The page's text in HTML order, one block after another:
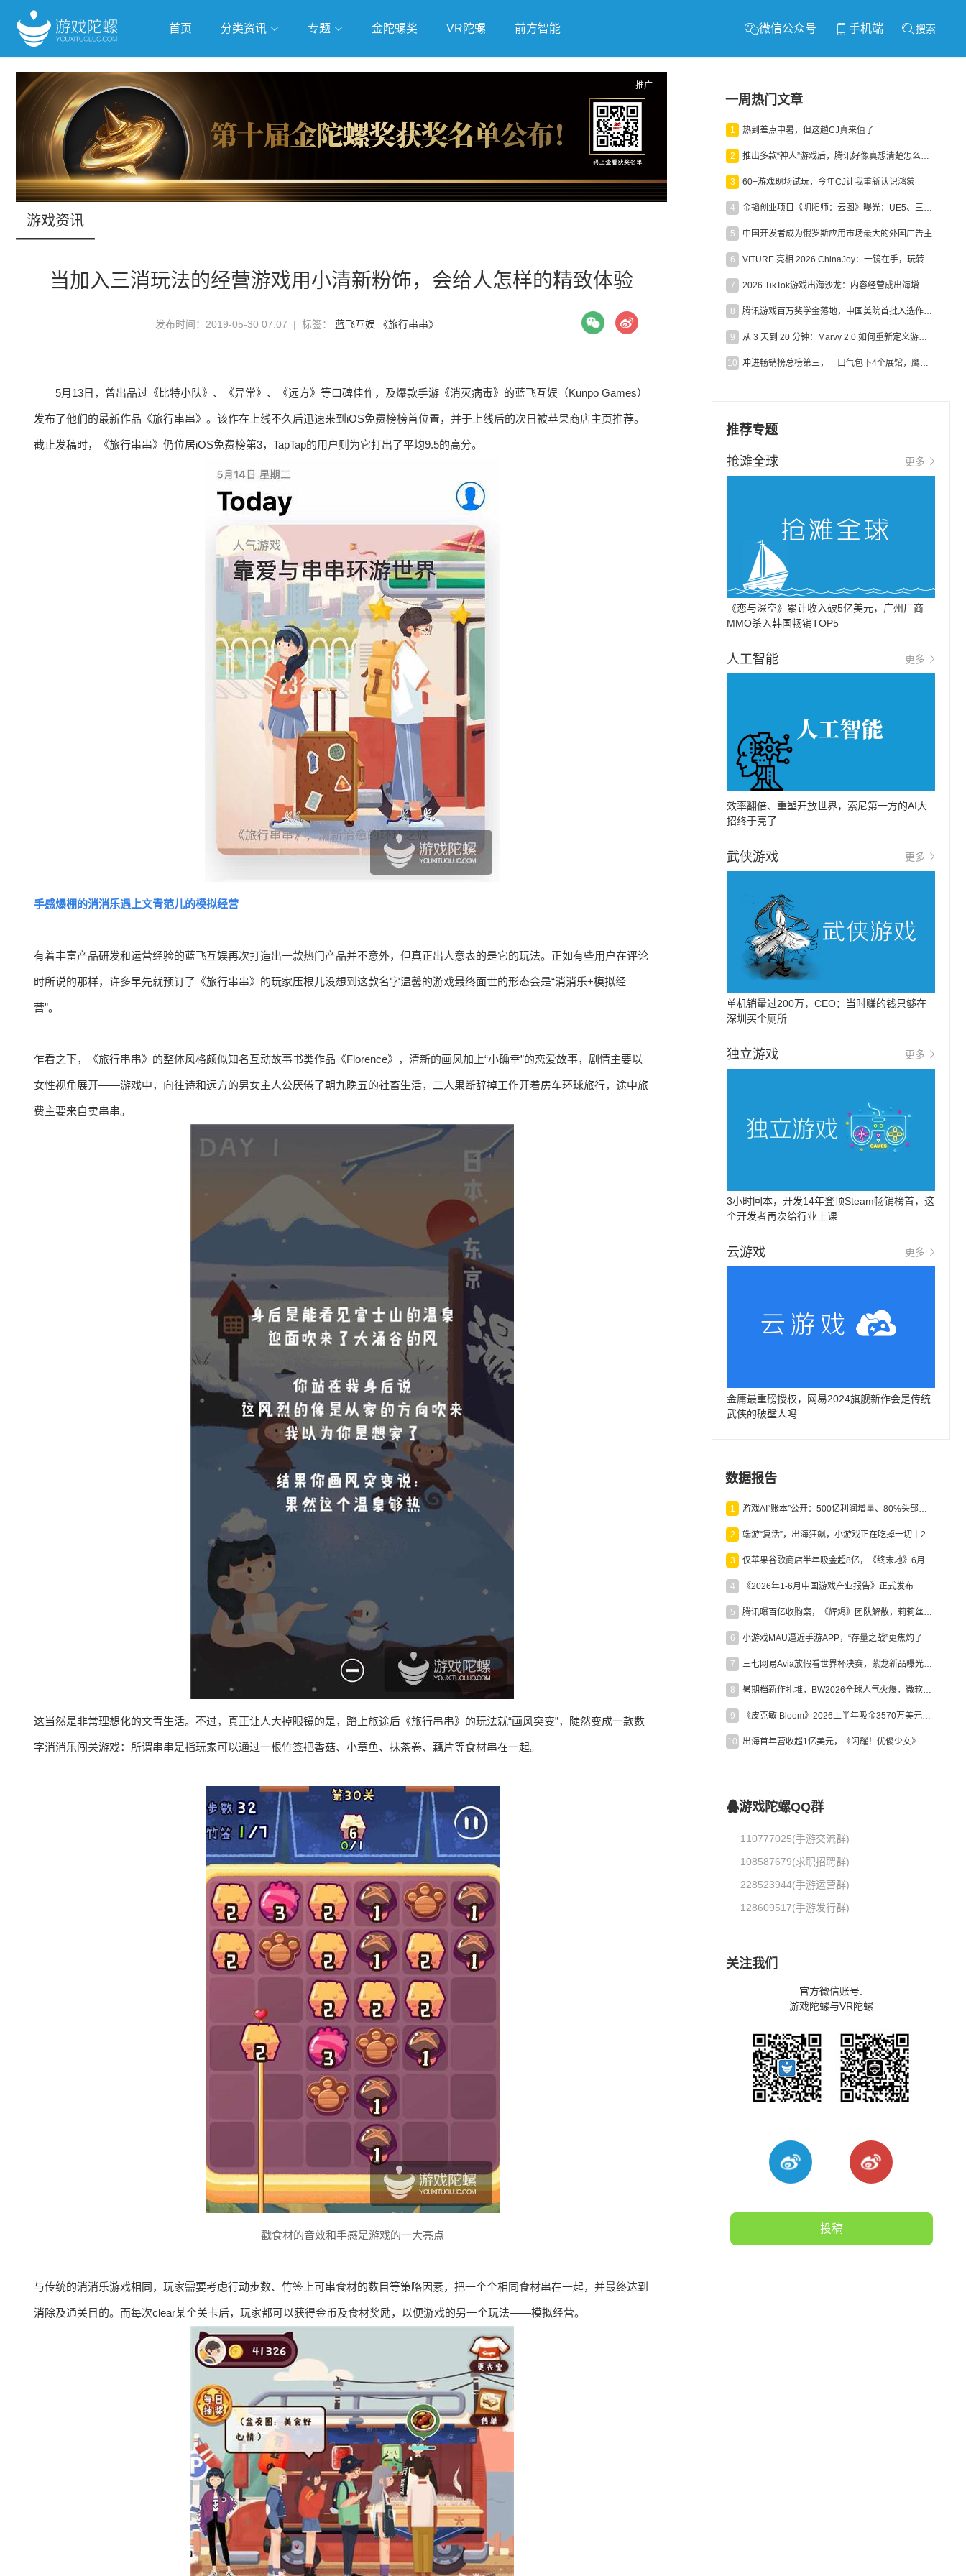
首页 分类资讯 专题
抢滩全球 人工智能 武侠游戏 独立游戏 云游戏
跨界Talk
金陀螺奖 VR陀螺 前方智能 微信公众号 手机端 搜索
推广
游戏资讯
当加入三消玩法的经营游戏用小清新粉饰，会给人怎样的精致体验
发布时间：2019-05-30 07:07 | 标签： 蓝飞互娱 《旅行串串》
5月13日，曾出品过《比特小队》、《异常》、《远方》等口碑佳作，及爆款手游《消灭病毒》的蓝飞互娱（Kunpo Games）
发布了他们的最新作品《旅行串串》。该作在上线不久后迅速来到iOS免费榜榜首位置，并于上线后的次日被苹果商店主页推荐。
截止发稿时，《旅行串串》仍位居iOS免费榜第3，TapTap的用户则为它打出了平均9.5的高分。
手感爆棚的消消乐遇上文青范儿的模拟经营
有着丰富产品研发和运营经验的蓝飞互娱再次打造出一款热门产品并不意外，但真正出人意表的是它的玩法。正如有些用户在评论
时所说的那样，许多早先就预订了《旅行串串》的玩家压根儿没想到这款名字温馨的游戏最终面世的形态会是“消消乐+模拟经
营”。
乍看之下，《旅行串串》的整体风格颇似知名互动故事书类作品《Florence》，清新的画风加上“小确幸”的恋爱故事，剧情主要以
女性视角展开——游戏中，向往诗和远方的男女主人公厌倦了朝九晚五的社畜生活，二人果断辞掉工作开着房车环球旅行，途中旅
费主要来自卖串串。
这当然是非常理想化的文青生活。不过，真正让人大掉眼镜的是，踏上旅途后《旅行串串》的玩法就“画风突变”，陡然变成一款数
字消消乐闯关游戏：所谓串串是指玩家可以通过一根竹签把香菇、小章鱼、抹茶卷、藕片等食材串在一起。
戳食材的音效和手感是游戏的一大亮点
与传统的消消乐游戏相同，玩家需要考虑行动步数、竹签上可串食材的数目等策略因素，把一个个相同食材串在一起，并最终达到
消除及通关目的。而每次clear某个关卡后，玩家都可以获得金币及食材奖励，以便游戏的另一个玩法——模拟经营。
一周热门文章
1 热到差点中暑，但这趟CJ真来值了
2 推出多款“神人”游戏后，腾讯好像真想清楚怎么做二次元了
3 60+游戏现场试玩，今年CJ让我重新认识鸿蒙
4 金韬创业项目《阴阳师：云图》曝光：UE5、三端互通、ARPG
5 中国开发者成为俄罗斯应用市场最大的外国广告主
6 VITURE 亮相 2026 ChinaJoy：一镜在手，玩转全场！
7 2026 TikTok游戏出海沙龙：内容经营成出海增长新引擎
8 腾讯游戏百万奖学金落地，中国美院首批入选作品获业内关注
9 从 3 天到 20 分钟：Marvy 2.0 如何重新定义游戏出海营销效率？
10 冲进畅销榜总榜第三，一口气包下4个展馆，鹰角把嘉年华做爆了
推荐专题
抢滩全球 更多
《恋与深空》累计收入破5亿美元，广州厂商
MMO杀入韩国畅销TOP5
人工智能 更多
效率翻倍、重塑开放世界，索尼第一方的AI大
招终于亮了
武侠游戏 更多
单机销量过200万，CEO：当时赚的钱只够在
深圳买个厕所
独立游戏 更多
3小时回本，开发14年登顶Steam畅销榜首，这
个开发者再次给行业上课
云游戏 更多
金庸最重磅授权，网易2024旗舰新作会是传统
武侠的破壁人吗
数据报告
1 游戏AI“账本”公开：500亿利润增量、80%头部入局，谁在闷声发财？
2 端游“复活”，出海狂飙，小游戏正在吃掉一切｜2026上半年产业报告
3 仅苹果谷歌商店半年吸金超8亿，《终末地》6月份收入显著回暖
4 《2026年1-6月中国游戏产业报告》正式发布
5 腾讯曝百亿收购案，《辉烬》团队解散，莉莉丝新作曝光｜陀螺周报
6 小游戏MAU逼近手游APP，“存量之战”更焦灼了
7 三七网易Avia放假看世界杯决赛，紫龙新品曝光，米哈游新作上线 | 陀螺周报
8 暑期档新作扎堆，BW2026全球人气火爆，微软XBOX大裁员|陀螺周报
9 《皮克敏 Bloom》2026上半年吸金3570万美元，中国台湾成最大市场
10 出海首年营收超1亿美元，《闪耀！优俊少女》美国市场占比达七成
游戏陀螺QQ群
110777025(手游交流群)
108587679(求职招聘群)
228523944(手游运营群)
128609517(手游发行群)
关注我们
官方微信账号:
游戏陀螺与VR陀螺
投稿